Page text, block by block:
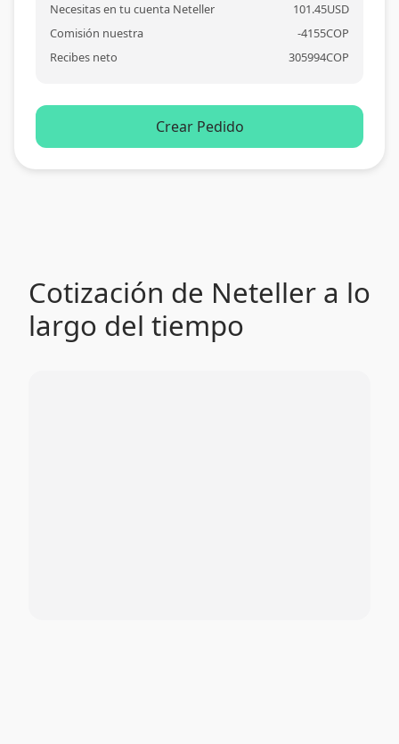
Necesitas en tu cuenta Neteller 101.45USD
Comisión nuestra
-4155COP
Recibes neto
305994COP
Crear Pedido
Cotización de Neteller a lo
largo del tiempo